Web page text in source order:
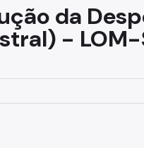
da
- LOM-